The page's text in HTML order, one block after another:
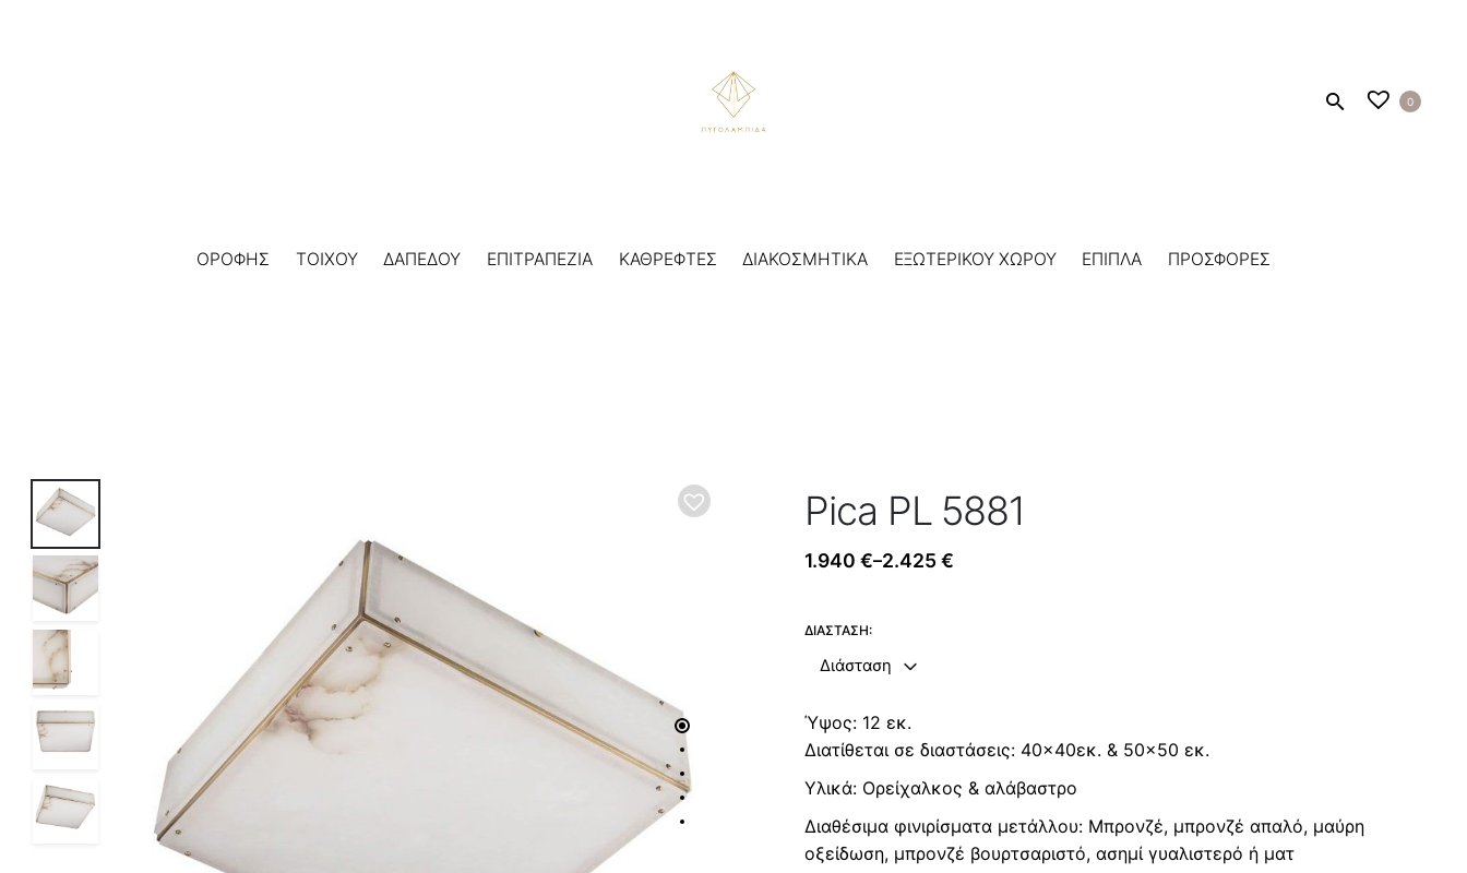
0
ΟΡΟΦΗΣ ΤΟΙΧΟΥ ΔΑΠΕΔΟΥ ΕΠΙΤΡΑΠΕΖΙΑ ΚΑΘΡΕΦΤΕΣ ΔΙΑΚΟΣΜΗΤΙΚΑ ΕΞΩΤΕΡΙΚΟΥ ΧΩΡΟΥ ΕΠΙΠΛΑ ΠΡΟΣΦΟΡΕΣ
Pica PL 5881
1.940 €–2.425 €
Price
1.940 €
through
ΔΙΆΣΤΑΣΗ:
Διάσταση
Ύψος: 12 εκ.
Διατίθεται σε διαστάσεις: 40×40εκ. & 50×50 εκ.
Υλικά: Ορείχαλκος & αλάβαστρο
Διαθέσιμα φινιρίσματα μετάλλου: Mπρονζέ, μπρονζέ απαλό, μαύρη
οξείδωση, μπρονζέ βουρτσαριστό, ασημί γυαλιστερό ή ματ